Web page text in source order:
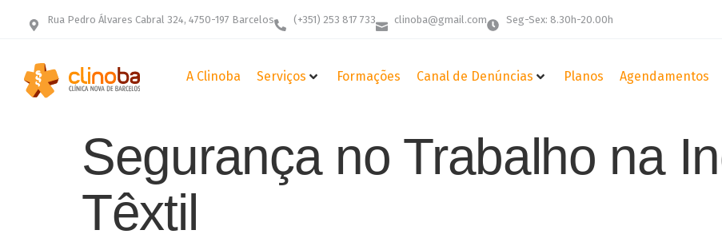
Rua Pedro Álvares Cabral 324, 4750-197 Barcelos (+351) 253 817 733 clinoba@gmail.com Seg-Sex: 8.30h-20.00h
A Clinoba Serviços Formações Canal de Denúncias Planos Agendamentos
Segurança no Trabalho na
Têxtil